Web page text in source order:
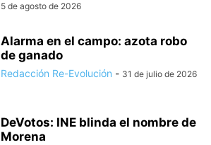
5 de agosto de 2026
Alarma en el campo: azota robo
de ganado
Redacción Re-Evolución - 31 de julio de 2026
DeVotos: INE blinda el nombre de
Morena